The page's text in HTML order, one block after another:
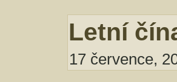
Letní
17 července,